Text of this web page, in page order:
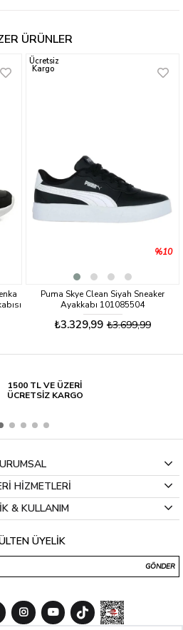
ÜRÜNLER
Puma Skye Clean Siyah Sneaker
Ayakkabı 101085504
₺3.329,99 ₺3.699,99
%10
Ücretsiz
Kargo
1500 TL VE ÜZERİ
ÜCRETSİZ KARGO
HİZMETLERİ
& KULLANIM
ÜYELİK
GÖNDER